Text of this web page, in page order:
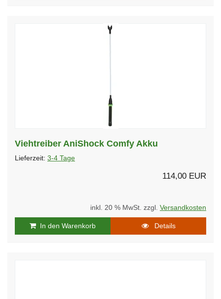
Viehtreiber AniShock Comfy Akku
Lieferzeit: 3-4 Tage
114,00 EUR
inkl. 20 % MwSt. zzgl. Versandkosten
In den Warenkorb Details